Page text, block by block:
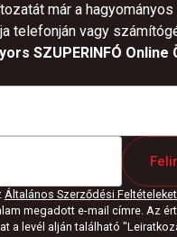
már a hagyományos
telefonján vagy
SZUPERINFÓ Online
Általános Szerződési Feltételeket
megadott e-mail címre. Az
a levél alján található